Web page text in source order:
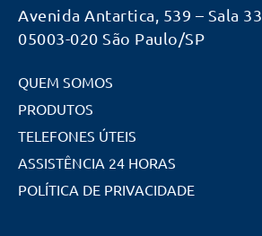
Avenida Antartica, 539 – Sala 33
05003-020 São Paulo/SP
QUEM SOMOS
PRODUTOS
TELEFONES ÚTEIS
ASSISTÊNCIA 24 HORAS
POLÍTICA DE PRIVACIDADE